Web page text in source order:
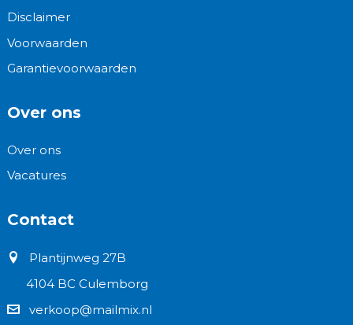
Disclaimer
Voorwaarden
Garantievoorwaarden
Over ons
Over ons
Vacatures
Contact
Plantijnweg 27B
4104 BC Culemborg
verkoop@mailmix.nl